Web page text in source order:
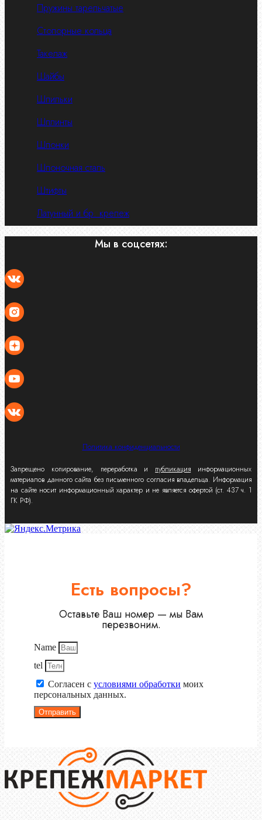
Пружины тарельчатые
Стопорные кольца
Такелаж
Шайбы
Шпильки
Шплинты
Шпонки
Шпоночная сталь
Штифты
Латунный и бр. крепеж
Мы в соцсетях:
Политика конфиденциальности
Запрещено копирование, переработка и публикация информационных
материалов данного сайта без письменного согласия владельца. Информация
на сайте носит информационный характер и не является офертой (ст. 437 ч. 1
ГК РФ).
Есть вопросы?
Оставьте Ваш номер — мы Вам
перезвоним.
Name
tel
Согласен с условиями обработки моих
персональных данных.
Отправить